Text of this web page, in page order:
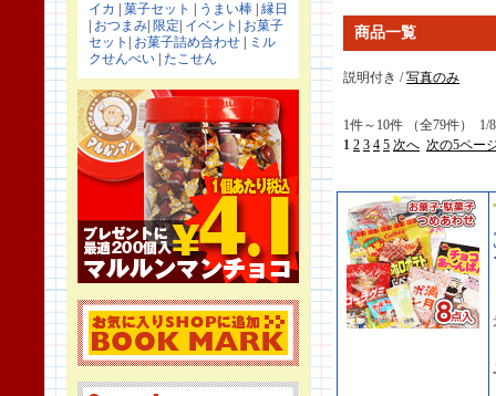
イカ 菓子セット うまい棒 縁日
おつまみ 限定 イベント
お菓子
セット
お菓子詰め合わせ
ミル
クせんべい たこせん
商品一覧
説明付き /写真のみ
1件～10件 （全79件） 1/
1 2 3 4 5 次へ 次の5ペー